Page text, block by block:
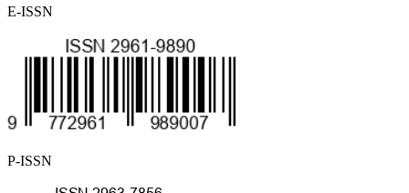
E-ISSN
P-ISSN